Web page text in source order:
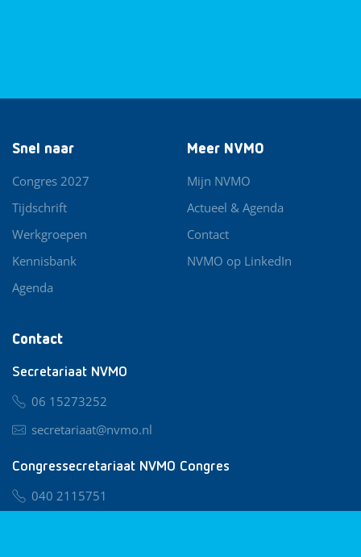
Contact
Secretariaat NVMO
06 15273252
secretariaat@nvmo.nl
Congressecretariaat NVMO Congres
040 2115751
Snel naar
Congres 2027
Tijdschrift
Werkgroepen
Kennisbank
Agenda
Meer NVMO
Mijn NVMO
Actueel & Agenda
Contact
NVMO op LinkedIn